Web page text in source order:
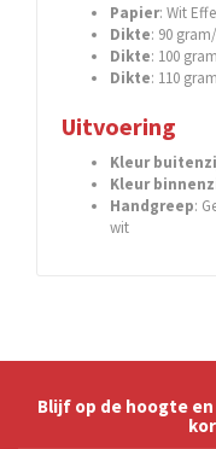
Papier: Wit
Dikte: 90
Dikte: 100
Dikte: 110
Uitvoering
Kleur
Kleur
Handgreep:
wit
Blijf op de hoogte